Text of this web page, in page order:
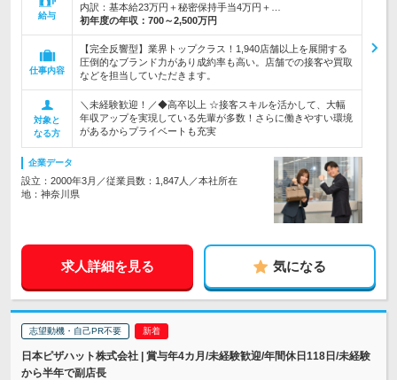
給与
内訳：基本給23万円＋秘密保持手当4万円＋…
初年度の年収： 700～2,500万円
仕事内容
【完全反響型】業界トップクラス！1,940店舗以上を展開する
圧倒的なブランド力があり成約率も高い。店舗での接客や買取
などを担当していただきます。
対象と
なる方
＼未経験歓迎！／◆高卒以上 ☆接客スキルを活かして、大幅
年収アップを実現している先輩が多数！さらに働きやすい環境
があるからプライベートも充実
企業データ
設立：2000年3月／従業員数：1,847人／本社所在
地：神奈川県
求人詳細を見る 気になる
志望動機・自己PR不要
日本ピザハット株式会社 | 賞与年4カ月/未経験歓迎/年間休日118日/未経験
から半年で副店長